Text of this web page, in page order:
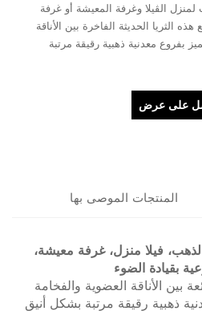
لمنزل الڤيلا وغرفة المعيشة أو غرفة
الثريا الحديثة الفاخرة بين الأناقة
بفروع معدنية ذهبية رقيقة مرتبة
على عرض
المنتجات الموصى بها
فيلا منزل، غرفة معيشة،
بقيادة الضوء
بين الأناقة العضوية والفخامة
ذهبية رقيقة مرتبة بشكل أنيق